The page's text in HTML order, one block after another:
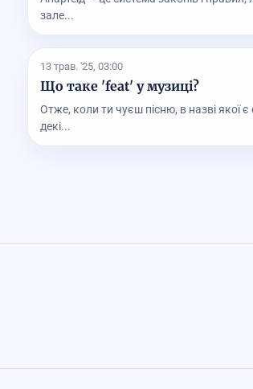
зале...
13 трав. '25, 03:00
Що таке 'feat' у музиці?
Отже, коли ти чуєш пісню, в назві якої є
декі...